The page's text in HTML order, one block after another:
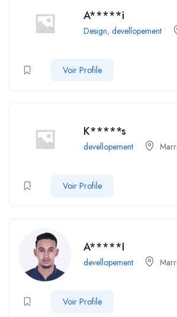
A*****i
Design, devellopement
Voir Profile
K*****s
devellopement
Voir Profile
A*****I
devellopement
Voir Profile